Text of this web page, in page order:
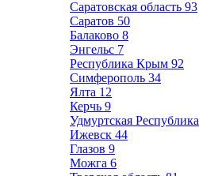
Саратовская область 93
Саратов 50
Балаково 8
Энгельс 7
Республика Крым 92
Симферополь 34
Ялта 12
Керчь 9
Удмуртская Республика
Ижевск 44
Глазов 9
Можга 6